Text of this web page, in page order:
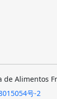
Alimentos
号-2